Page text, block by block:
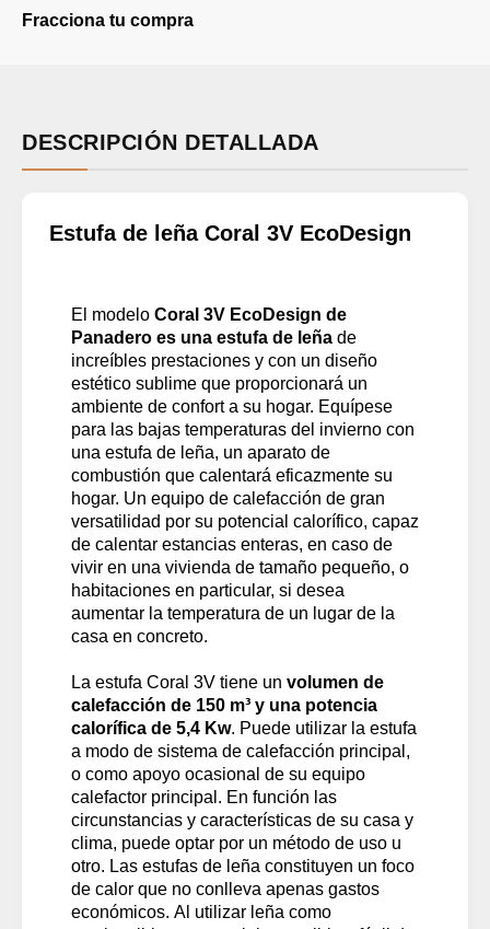
Fracciona tu compra
DESCRIPCIÓN DETALLADA
Estufa de leña Coral 3V EcoDesign
El modelo Coral 3V EcoDesign de
Panadero es una estufa de leña de
increíbles prestaciones y con un diseño
estético sublime que proporcionará un
ambiente de confort a su hogar. Equípese
para las bajas temperaturas del invierno con
una estufa de leña, un aparato de
combustión que calentará eficazmente su
hogar. Un equipo de calefacción de gran
versatilidad por su potencial calorífico, capaz
de calentar estancias enteras, en caso de
vivir en una vivienda de tamaño pequeño, o
habitaciones en particular, si desea
aumentar la temperatura de un lugar de la
casa en concreto.
La estufa Coral 3V tiene un volumen de
calefacción de 150 m³ y una potencia
calorífica de 5,4 Kw. Puede utilizar la estufa
a modo de sistema de calefacción principal,
o como apoyo ocasional de su equipo
calefactor principal. En función las
circunstancias y características de su casa y
clima, puede optar por un método de uso u
otro. Las estufas de leña constituyen un foco
de calor que no conlleva apenas gastos
económicos. Al utilizar leña como